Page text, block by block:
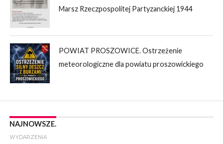
Marsz Rzeczpospolitej Partyzanckiej 1944
POWIAT PROSZOWICE. Ostrzeżenie
meteorologiczne dla powiatu proszowickiego
NAJNOWSZE.
WYDARZENIA